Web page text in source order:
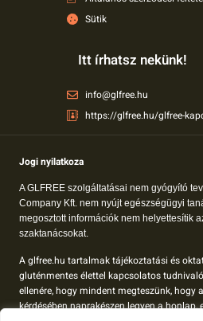
Sütik
Itt írhatsz nekünk!
info@glfree.hu
https://glfree.hu/glfree-
Jogi nyilatkoza
A GLFREE szolgáltatásai nem gyógyító
Company Kft. nem nyújt egészségügyi
megosztott információk nem helyettesítik
szaktanácsokat.
A glfree.hu tartalmak tájékoztatási és
gluténmentes élettel kapcsolatos
ellenére, hogy mindent megteszünk, hogy
kérdésében naprakészen legyen a